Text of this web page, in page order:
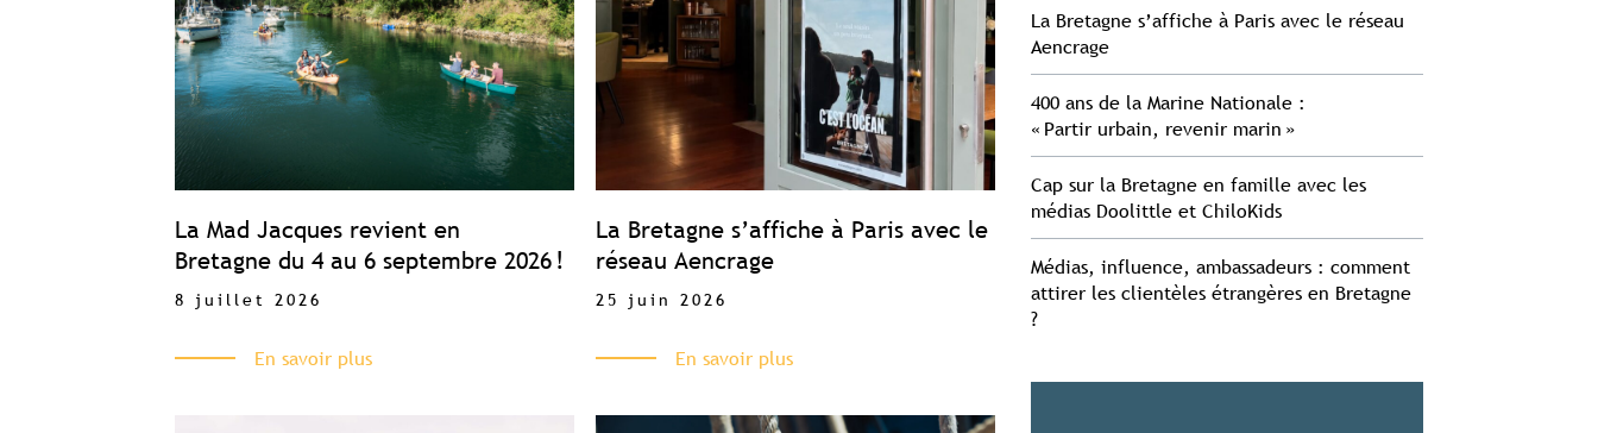
La Mad Jacques revient en
Bretagne du 4 au 6 septembre 2026 !
8 juillet 2026
En savoir plus
La Bretagne s’affiche à Paris avec le
réseau Aencrage
25 juin 2026
En savoir plus
La Bretagne s’affiche à Paris avec le réseau
Aencrage
400 ans de la Marine Nationale :
« Partir urbain, revenir marin »
Cap sur la Bretagne en famille avec les
médias Doolittle et ChiloKids
Médias, influence, ambassadeurs : comment
attirer les clientèles étrangères en Bretagne
?